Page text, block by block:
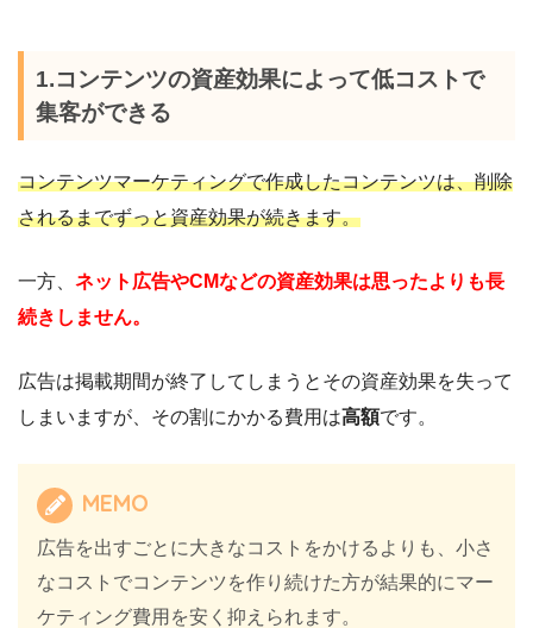
1.コンテンツの資産効果によって低コストで
集客ができる
コンテンツマーケティングで作成したコンテンツは、削除
されるまでずっと資産効果が続きます。
一方、 ネット広告やCMなどの資産効果は思ったよりも長
続きしません。
広告は掲載期間が終了してしまうとその資産効果を失って
しまいますが、その割にかかる費用は高額です。
MEMO
広告を出すごとに大きなコストをかけるよりも、小さ
なコストでコンテンツを作り続けた方が結果的にマー
ケティング費用を安く抑えられます。